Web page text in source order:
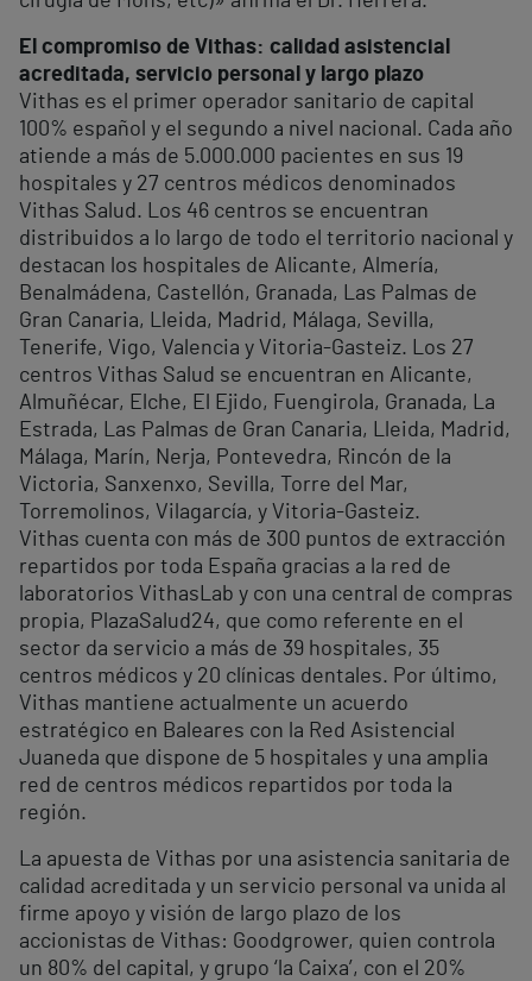
El compromiso de Vithas: calidad asistencial
acreditada, servicio personal y largo plazo
Vithas es el primer operador sanitario de capital
100% español y el segundo a nivel nacional. Cada año
atiende a más de 5.000.000 pacientes en sus 19
hospitales y 27 centros médicos denominados
Vithas Salud. Los 46 centros se encuentran
distribuidos a lo largo de todo el territorio nacional y
destacan los hospitales de Alicante, Almería,
Benalmádena, Castellón, Granada, Las Palmas de
Gran Canaria, Lleida, Madrid, Málaga, Sevilla,
Tenerife, Vigo, Valencia y Vitoria-Gasteiz. Los 27
centros Vithas Salud se encuentran en Alicante,
Almuñécar, Elche, El Ejido, Fuengirola, Granada, La
Estrada, Las Palmas de Gran Canaria, Lleida, Madrid,
Málaga, Marín, Nerja, Pontevedra, Rincón de la
Victoria, Sanxenxo, Sevilla, Torre del Mar,
Torremolinos, Vilagarcía, y Vitoria-Gasteiz.
Vithas cuenta con más de 300 puntos de extracción
repartidos por toda España gracias a la red de
laboratorios VithasLab y con una central de compras
propia, PlazaSalud24, que como referente en el
sector da servicio a más de 39 hospitales, 35
centros médicos y 20 clínicas dentales. Por último,
Vithas mantiene actualmente un acuerdo
estratégico en Baleares con la Red Asistencial
Juaneda que dispone de 5 hospitales y una amplia
red de centros médicos repartidos por toda la
región.
La apuesta de Vithas por una asistencia sanitaria de
calidad acreditada y un servicio personal va unida al
firme apoyo y visión de largo plazo de los
accionistas de Vithas: Goodgrower, quien controla
un 80% del capital, y grupo ‘la Caixa’, con el 20%